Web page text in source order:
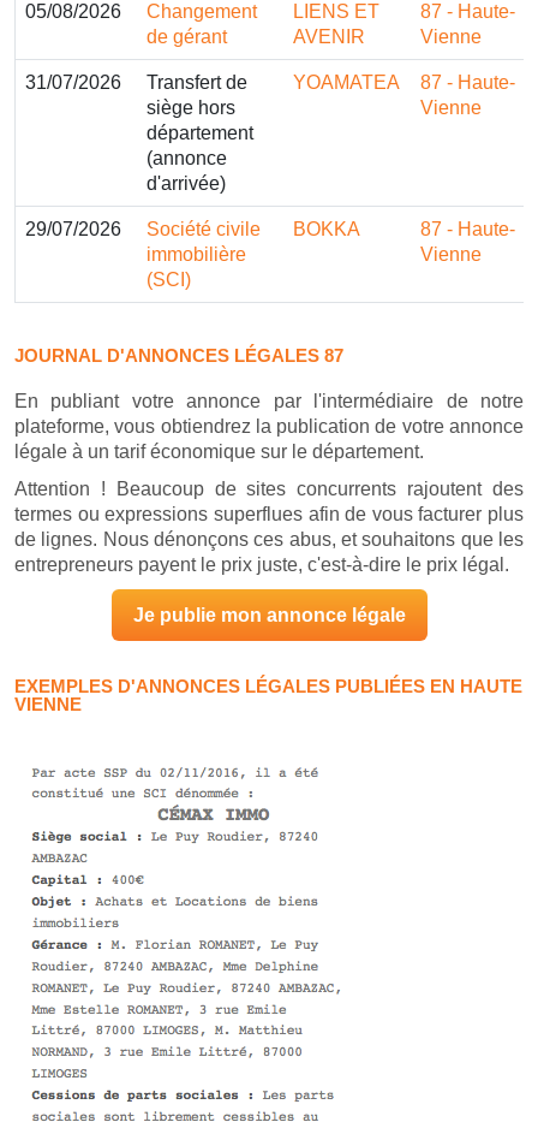
05/08/2026
Changement
de gérant
LIENS ET
AVENIR
87 - Haute-
Vienne
31/07/2026
Transfert de
siège hors
département
(annonce
d'arrivée)
YOAMATEA
87 - Haute-
Vienne
29/07/2026
Société civile
immobilière
(SCI)
BOKKA
87 - Haute-
Vienne
JOURNAL D'ANNONCES LÉGALES 87
En publiant votre annonce par l'intermédiaire de notre
plateforme, vous obtiendrez la publication de votre annonce
légale à un tarif économique sur le département.
Attention ! Beaucoup de sites concurrents rajoutent des
termes ou expressions superflues afin de vous facturer plus
de lignes. Nous dénonçons ces abus, et souhaitons que les
entrepreneurs payent le prix juste, c'est-à-dire le prix légal.
Je publie mon annonce légale
EXEMPLES D'ANNONCES LÉGALES PUBLIÉES EN HAUTE
VIENNE